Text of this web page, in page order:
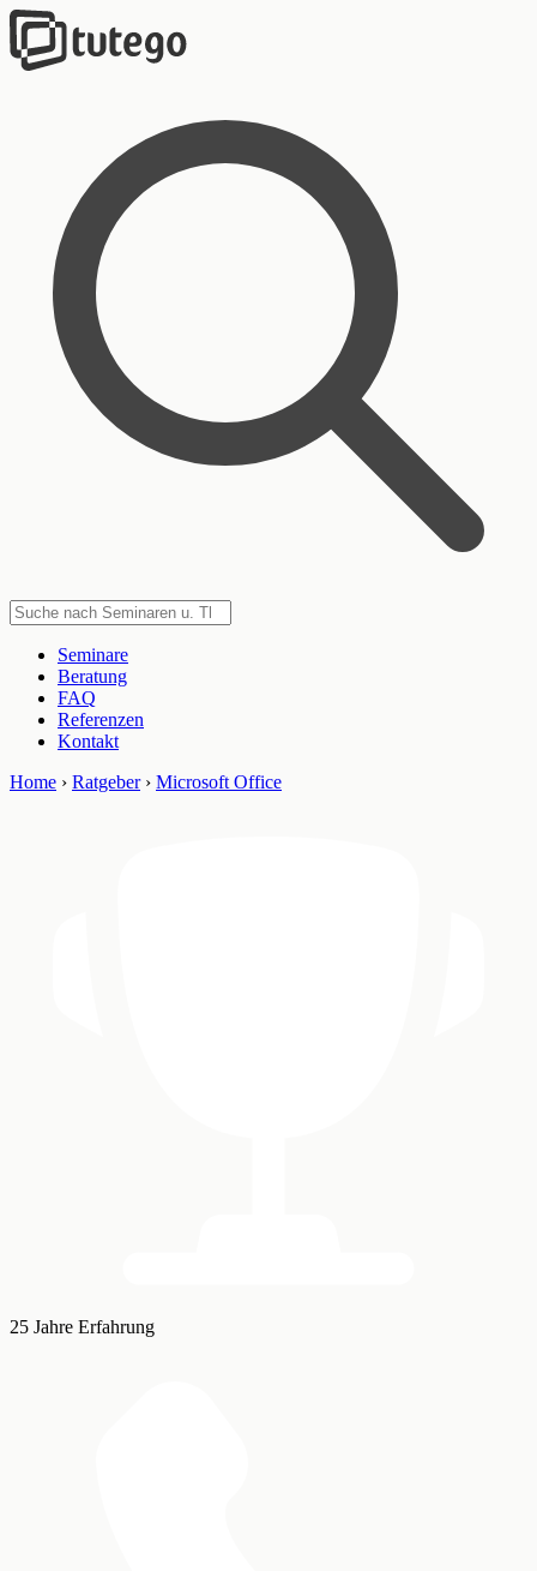
Seminare
Beratung
FAQ
Referenzen
Kontakt
Home › Ratgeber› Microsoft Office
25 Jahre Erfahrung